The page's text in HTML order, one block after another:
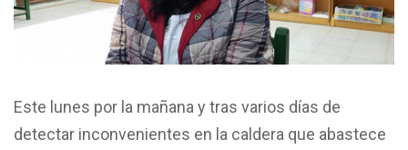
Este lunes por la mañana y tras varios días de
detectar inconvenientes en la caldera que abastece